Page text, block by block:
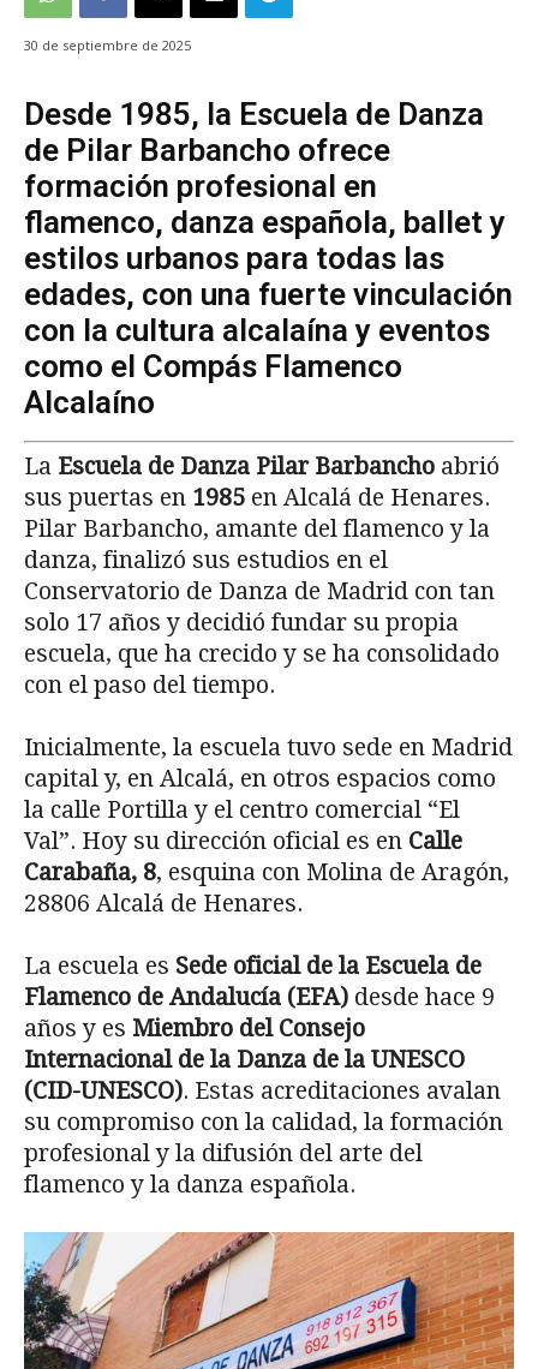
30 de septiembre de 2025
Desde 1985, la Escuela de Danza
de Pilar Barbancho ofrece
formación profesional en
flamenco, danza española, ballet y
estilos urbanos para todas las
edades, con una fuerte vinculación
con la cultura alcalaína y eventos
como el Compás Flamenco
Alcalaíno
La Escuela de Danza Pilar Barbancho abrió
sus puertas en 1985 en Alcalá de Henares.
Pilar Barbancho, amante del flamenco y la
danza, finalizó sus estudios en el
Conservatorio de Danza de Madrid con tan
solo 17 años y decidió fundar su propia
escuela, que ha crecido y se ha consolidado
con el paso del tiempo.
Inicialmente, la escuela tuvo sede en Madrid
capital y, en Alcalá, en otros espacios como
la calle Portilla y el centro comercial “El
Val”. Hoy su dirección oficial es en Calle
Carabaña, 8, esquina con Molina de Aragón,
28806 Alcalá de Henares.
La escuela es Sede oficial de la Escuela de
Flamenco de Andalucía (EFA) desde hace 9
años y es Miembro del Consejo
Internacional de la Danza de la UNESCO
(CID-UNESCO). Estas acreditaciones avalan
su compromiso con la calidad, la formación
profesional y la difusión del arte del
flamenco y la danza española.